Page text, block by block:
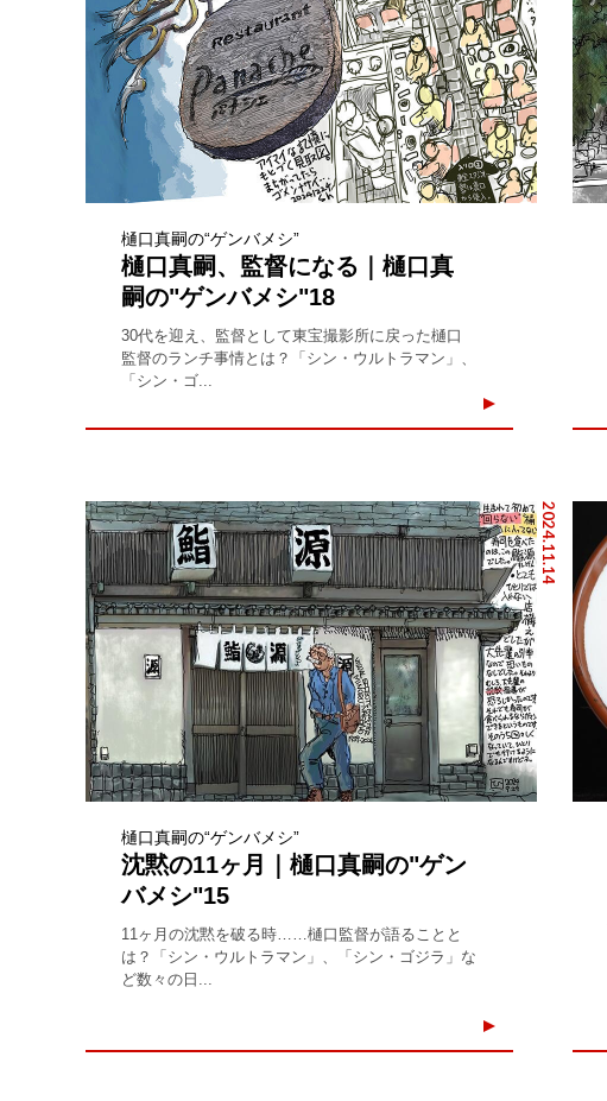
樋口真嗣の“ゲンバメシ”
樋口真嗣、監督になる｜樋口真
嗣の"ゲンバメシ"18
30代を迎え、監督として東宝撮影所に戻った樋口
監督のランチ事情とは？「シン・ウルトラマン」、
「シン・ゴ...
2024.11.14
樋口真嗣の“ゲンバメシ”
沈黙の11ヶ月｜樋口真嗣の"ゲン
バメシ"15
11ヶ月の沈黙を破る時……樋口監督が語ることと
は？「シン・ウルトラマン」、「シン・ゴジラ」な
ど数々の日...